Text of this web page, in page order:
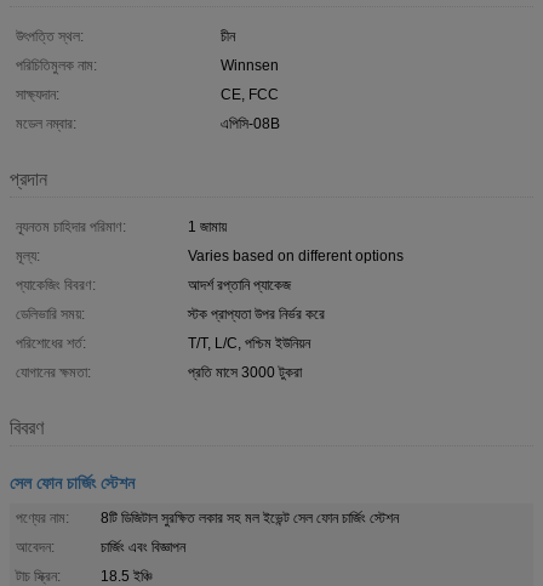
উৎপত্তি স্থল:
চীন
পরিচিতিমুলক নাম:
Winnsen
সাক্ষ্যদান:
CE, FCC
মডেল নম্বার:
এপিসি-08B
প্রদান
ন্যূনতম চাহিদার পরিমাণ:
1 জামায়
মূল্য:
Varies based on different options
প্যাকেজিং বিবরণ:
আদর্শ রপ্তানি প্যাকেজ
ডেলিভারি সময়:
স্টক প্রাপ্যতা উপর নির্ভর করে
পরিশোধের শর্ত:
T/T, L/C, পশ্চিম ইউনিয়ন
যোগানের ক্ষমতা:
প্রতি মাসে 3000 টুকরা
বিবরণ
সেল ফোন চার্জিং স্টেশন
পণ্যের নাম:
8টি ডিজিটাল সুরক্ষিত লকার সহ মল ইভেন্ট সেল ফোন চার্জিং স্টেশন
আবেদন:
চার্জিং এবং বিজ্ঞাপন
টাচ স্ক্রিন:
18.5 ইঞ্চি